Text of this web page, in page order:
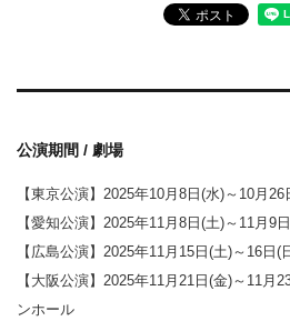
公演期間 / 劇場
【東京公演】2025年10月8日(水)～10月
【愛知公演】2025年11月8日(土)～11月9
【広島公演】2025年11月15日(土)～16日
【大阪公演】2025年11月21日(金)～11月
ンホール